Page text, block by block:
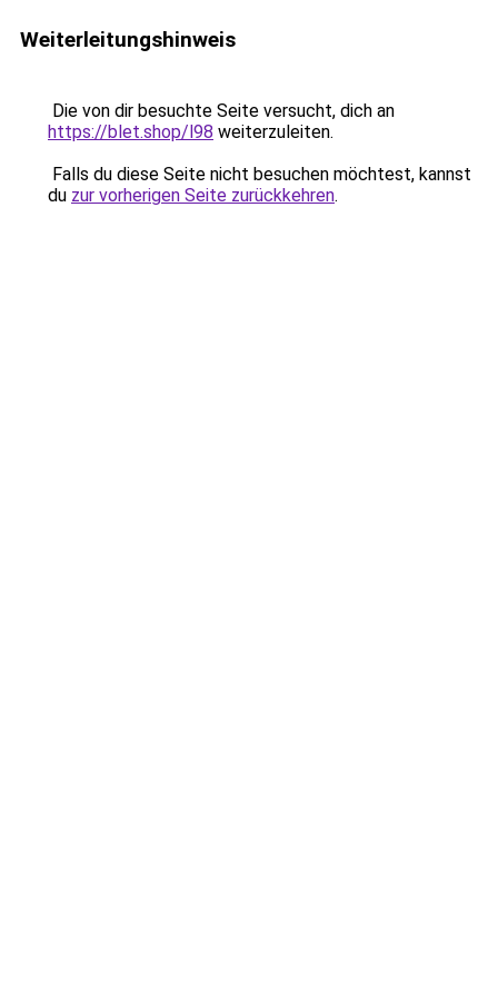
Weiterleitungshinweis
Die von dir besuchte Seite versucht, dich an
https://blet.shop/l98 weiterzuleiten.
Falls du diese Seite nicht besuchen möchtest, kannst
du zur vorherigen Seite zurückkehren.